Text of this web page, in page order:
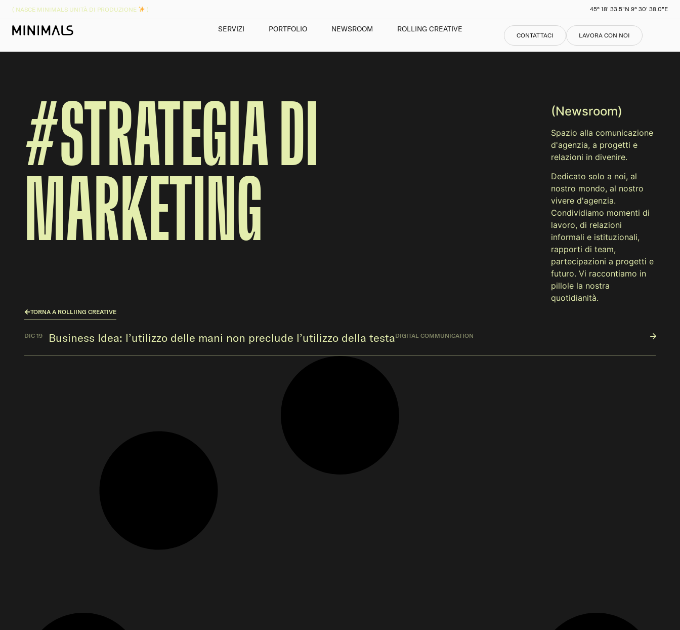
( NASCE MINIMALS UNITÀ DI PRODUZIONE ) 45° 18' 33.5"N 9° 30' 38.0"E
SERVIZI PORTFOLIO NEWSROOM ROLLING CREATIVE
CONTATTACI LAVORA CON NOI
#STRATEGIA DI
MARKETING
(Newsroom)
Spazio alla comunicazione
d'agenzia, a progetti e
relazioni in divenire.
Dedicato solo a noi, al
nostro mondo, al nostro
vivere d'agenzia.
Condividiamo momenti di
lavoro, di relazioni
informali e istituzionali,
rapporti di team,
partecipazioni a progetti e
futuro. Vi raccontiamo in
pillole la nostra
quotidianità.
TORNA A ROLLIING CREATIVE
DIC 19 Business Idea: l’utilizzo delle mani non preclude l’utilizzo della testaDIGITAL COMMUNICATION